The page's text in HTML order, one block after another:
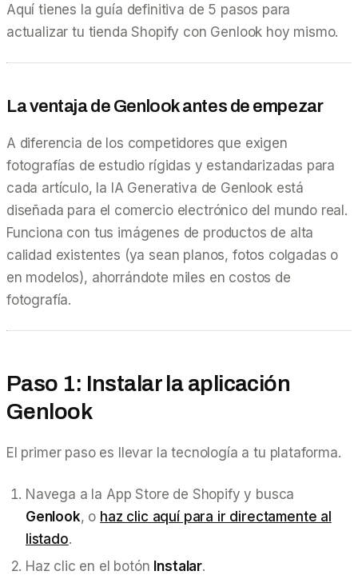
Aquí tienes la guía definitiva de 5 pasos para
actualizar tu tienda Shopify con Genlook hoy mismo.
La ventaja de Genlook antes de empezar
A diferencia de los competidores que exigen
fotografías de estudio rígidas y estandarizadas para
cada artículo, la IA Generativa de Genlook está
diseñada para el comercio electrónico del mundo real.
Funciona con tus imágenes de productos de alta
calidad existentes (ya sean planos, fotos colgadas o
en modelos), ahorrándote miles en costos de
fotografía.
Paso 1: Instalar la aplicación
Genlook
El primer paso es llevar la tecnología a tu plataforma.
Navega a la App Store de Shopify y busca
Genlook, o haz clic aquí para ir directamente al
listado.
Haz clic en el botón Instalar.